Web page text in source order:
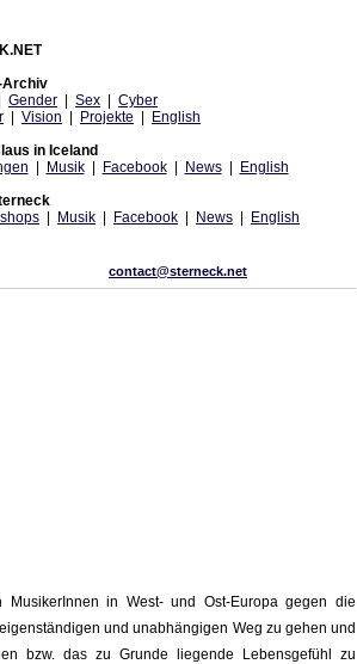
Archiv
Gender Sex
Cyber
Vision Projekte
English
in Iceland
Musik| Facebook| News|
English
Musik Facebook News English
contact@sterneck.net
in West- und Ost-Europa gegen die
und unabhängigen Weg zu gehen und
bzw. das zu Grunde liegende Lebensgefühl zu